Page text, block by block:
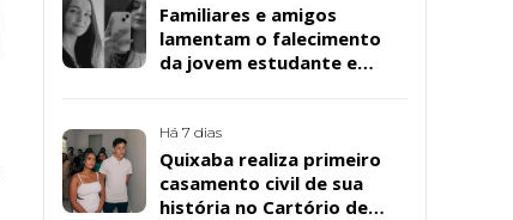
Familiares e amigos
lamentam o falecimento
da jovem estudante e
Santos, em Patos
Há 7 dias
Quixaba realiza primeiro
casamento civil de sua
história no Cartório de